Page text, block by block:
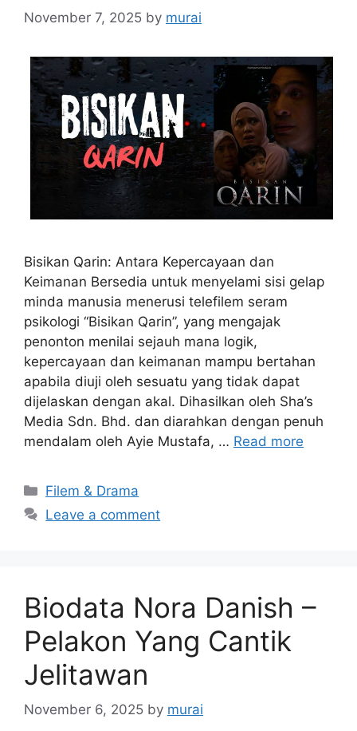
November 7, 2025 by murai
Bisikan Qarin: Antara Kepercayaan dan
Keimanan Bersedia untuk menyelami sisi gelap
minda manusia menerusi telefilem seram
psikologi “Bisikan Qarin”, yang mengajak
penonton menilai sejauh mana logik,
kepercayaan dan keimanan mampu bertahan
apabila diuji oleh sesuatu yang tidak dapat
dijelaskan dengan akal. Dihasilkan oleh Sha’s
Media Sdn. Bhd. dan diarahkan dengan penuh
mendalam oleh Ayie Mustafa, … Read more
Categories
Filem & Drama
Leave a comment
Biodata Nora Danish –
Pelakon Yang Cantik
Jelitawan
November 6, 2025 by murai